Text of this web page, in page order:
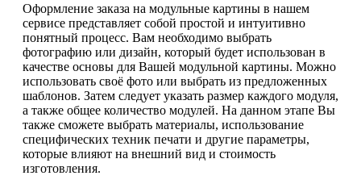
Оформление заказа на модульные картины в нашем
сервисе представляет собой простой и интуитивно
понятный процесс. Вам необходимо выбрать
фотографию или дизайн, который будет использован в
качестве основы для Вашей модульной картины. Можно
использовать своё фото или выбрать из предложенных
шаблонов. Затем следует указать размер каждого модуля,
а также общее количество модулей. На данном этапе Вы
также сможете выбрать материалы, использование
специфических техник печати и другие параметры,
которые влияют на внешний вид и стоимость
изготовления.